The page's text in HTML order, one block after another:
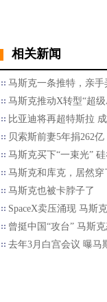
相关新闻
马斯克一条推特，亲
马斯克推动X转型“超级
比亚迪将再超特斯拉
贝索斯前妻5年捐262
马斯克买下“一束光”
马斯克和库克，居然
马斯克也被卡脖子了
SpaceX卖压涌现 马斯
曾挺中国“攻台” 马斯
去年3月白宫会议 曝马